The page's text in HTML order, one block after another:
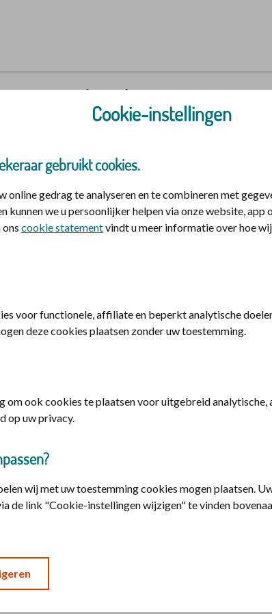
Mijn | Polis
en eventuele meeverzekerde gezinsleden.
inloggen?
Cookie-instellingen
gebruikt cookies.
online gedrag te analyseren en te combineren met
kunnen we u persoonlijker helpen via onze website,
ons cookie statementvindt u meer informatie over hoe
voor functionele, affiliate en beperkt analytische
deze cookies plaatsen zonder uw toestemming.
om ook cookies te plaatsen voor uitgebreid analytische,
op uw privacy.
wij met uw toestemming cookies mogen plaatsen.
de link "Cookie-instellingen wijzigen" te vinden